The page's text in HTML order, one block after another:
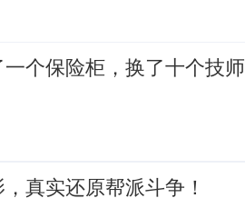
个保险柜，换了十个技师
真实还原帮派斗争！